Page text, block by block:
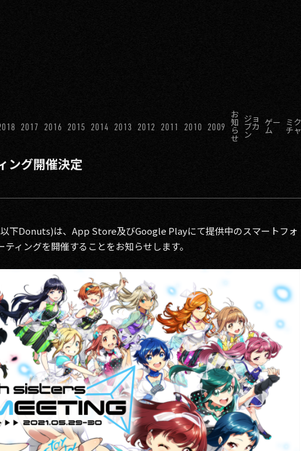
2017 2016 2015 2014 2013 2012 2011 2010 2009
お
知
ら
せ
ジョ
ブカ
ン
ゲー
ム
ミク
チャ
ング開催決定
下Donuts)は、App Store及びGoogle Playにて提供中のスマートフォ
ィングを開催することをお知らせします。